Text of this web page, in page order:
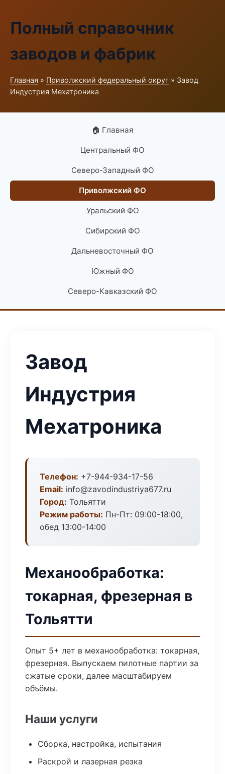
Полный справочник
заводов и фабрик
Главная » Приволжский федеральный округ » Завод
Индустрия Мехатроника
🏠 Главная
Центральный ФО
Северо-Западный ФО
Приволжский ФО
Уральский ФО
Сибирский ФО
Дальневосточный ФО
Южный ФО
Северо-Кавказский ФО
Завод
Индустрия
Мехатроника
Телефон: +7-944-934-17-56
Email: info@zavodindustriya677.ru
Город: Тольятти
Режим работы: Пн-Пт: 09:00-18:00,
обед 13:00-14:00
Механообработка:
токарная, фрезерная в
Тольятти
Опыт 5+ лет в механообработка: токарная,
фрезерная. Выпускаем пилотные партии за
сжатые сроки, далее масштабируем
объёмы.
Наши услуги
Сборка, настройка, испытания
Раскрой и лазерная резка